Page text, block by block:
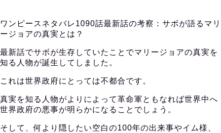
ワンピースネタバレ1090話最新話の考察：サボが語るマリ
ージョアの真実とは？
最新話でサボが生存していたことでマリージョアの真実を
知る人物が誕生してしました。
これは世界政府にとっては不都合です。
真実を知る人物がよりによって革命軍ともなれば世界中へ
世界政府の悪事が明らかになることでしょう。
そして、何より隠したい空白の100年の出来事やイム様、